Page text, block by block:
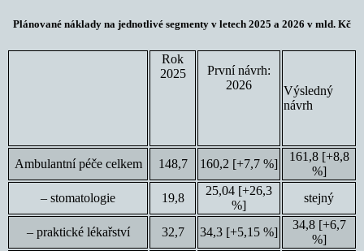
Plánované náklady na jednotlivé segmenty v letech 2025 a 2026 v mld. Kč
Rok
2025
První návrh:
2026
Výsledný
návrh
Ambulantní péče celkem 148,7 160,2 [+7,7 %]
161,8 [+8,8
%]
– stomatologie
19,8
25,04 [+26,3
%]
stejný
– praktické lékařství 32,7 34,3 [+5,15 %]
34,8 [+6,7
%]